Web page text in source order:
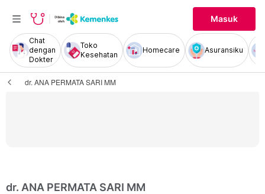
Masuk
Chat
dengan
Dokter
Toko
Kesehatan
Homecare Asuransiku
dr. ANA PERMATA SARI MM
dr. ANA PERMATA SARI MM